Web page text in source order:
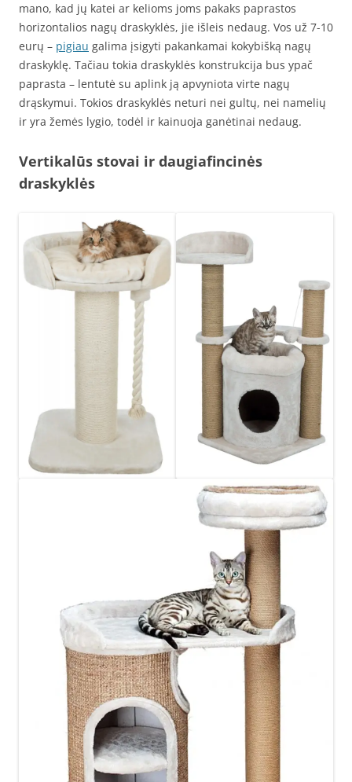
mano, kad jų katei ar kelioms joms pakaks paprastos
horizontalios nagų draskyklės, jie išleis nedaug. Vos už 7-10
eurų – pigiau galima įsigyti pakankamai kokybišką nagų
draskyklę. Tačiau tokia draskyklės konstrukcija bus ypač
paprasta – lentutė su aplink ją apvyniota virte nagų
drąskymui. Tokios draskyklės neturi nei gultų, nei namelių
ir yra žemės lygio, todėl ir kainuoja ganėtinai nedaug.
Vertikalūs stovai ir daugiafincinės
draskyklės